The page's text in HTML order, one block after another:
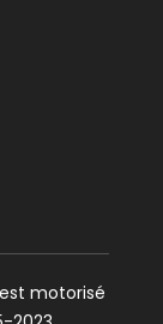
motorisé